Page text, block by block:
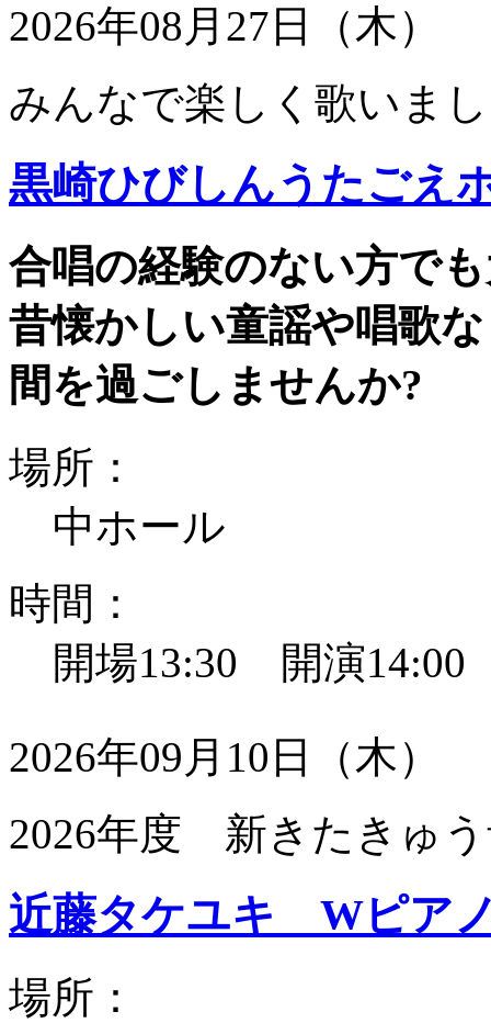
2026年08月27日（木）
みんなで楽しく歌いま
黒崎ひびしんうたごえ
合唱の経験のない方で
昔懐かしい童謡や唱歌
間を過ごしませんか?
場所：
中ホール
時間：
開場13:30 開演14:00
2026年09月10日（木）
2026年度 新きたきゅ
近藤タケユキ Wピア
場所：